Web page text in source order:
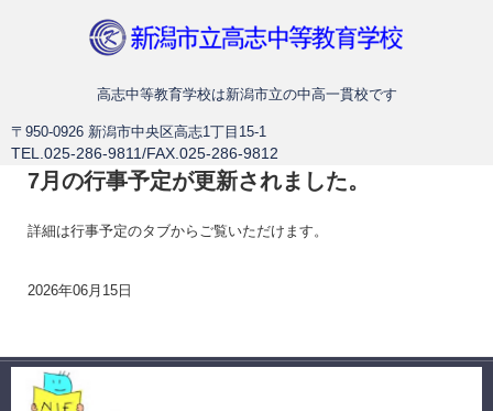
新潟市立高志中等教育学校
高志中等教育学校は新潟市立の中高一貫校です
〒950-0926 新潟市中央区高志1丁目15-1
TEL.025-286-9811/FAX.025-286-9812
7月の行事予定が更新されました。
詳細は行事予定のタブからご覧いただけます。
2026年06月15日